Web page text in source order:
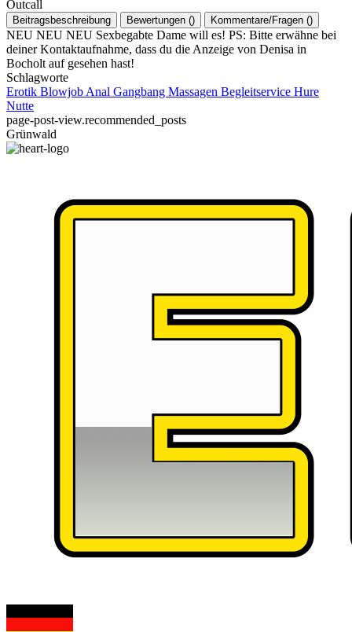
Outcall
Beitragsbeschreibung Bewertungen () Kommentare/Fragen ()
NEU NEU NEU Sexbegabte Dame will es! PS: Bitte erwähne bei
deiner Kontaktaufnahme, dass du die Anzeige von Denisa in
Bocholt auf gesehen hast!
Schlagworte
Erotik Blowjob Anal Gangbang Massagen Begleitservice Hure
Nutte
page-post-view.recommended_posts
Grünwald